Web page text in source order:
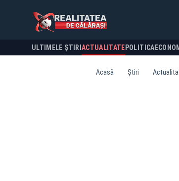
ULTIMELE ȘTIRI ACTUALITATE POLITICA
Acasă Știri